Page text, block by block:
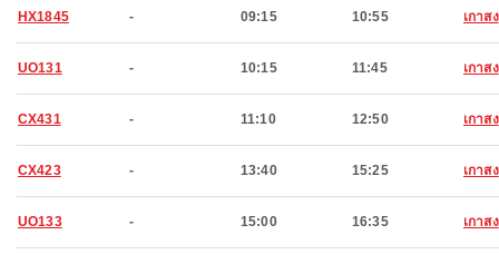
HX1845 - 09:15 10:55 เกาสง
UO131 - 10:15 11:45 เกาสง
CX431 - 11:10 12:50 เกาสง
CX423 - 13:40 15:25 เกาสง
UO133 - 15:00 16:35 เกาสง